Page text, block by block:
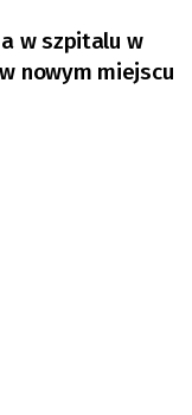
w szpitalu w
nowym miejscu